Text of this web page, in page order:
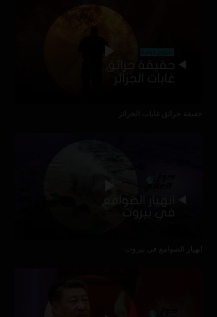
حقيقة حرائق غابات الجزائر
انهيار الصوامع في بيروت